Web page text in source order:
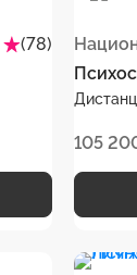
(78)
105